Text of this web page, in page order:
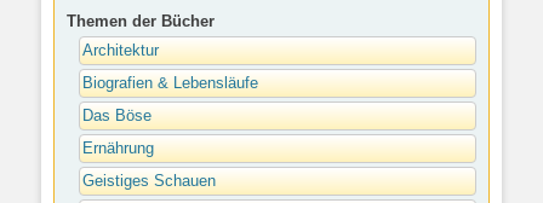
Themen der Bücher
Architektur
Biografien & Lebensläufe
Das Böse
Ernährung
Geistiges Schauen